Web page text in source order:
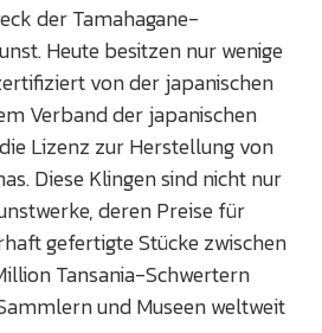
der Tamahagane-
Heute besitzen nur wenige
von der japanischen
Verband der japanischen
Lizenz zur Herstellung von
Diese Klingen sind nicht nur
deren Preise für
gefertigte Stücke zwischen
Tansania-Schwertern
und Museen weltweit